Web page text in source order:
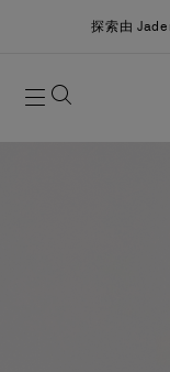
探索由